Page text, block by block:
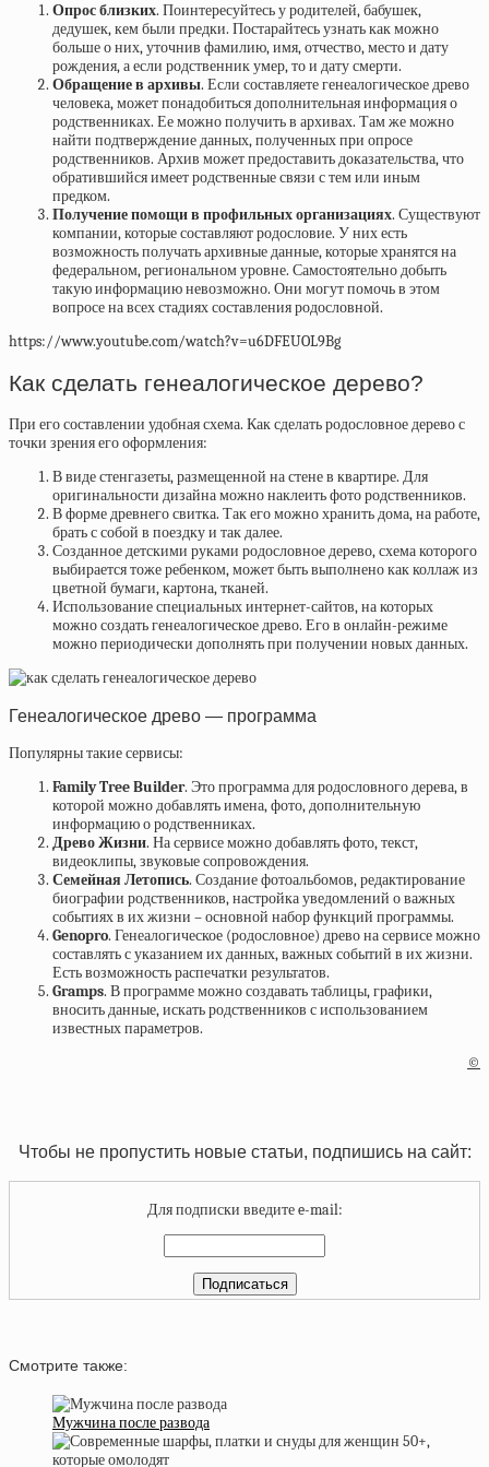
Опрос близких. Поинтересуйтесь у родителей, бабушек,
дедушек, кем были предки. Постарайтесь узнать как можно
больше о них, уточнив фамилию, имя, отчество, место и дату
рождения, а если родственник умер, то и дату смерти.
Обращение в архивы. Если составляете генеалогическое древо
человека, может понадобиться дополнительная информация о
родственниках. Ее можно получить в архивах. Там же можно
найти подтверждение данных, полученных при опросе
родственников. Архив может предоставить доказательства, что
обратившийся имеет родственные связи с тем или иным
предком.
Получение помощи в профильных организациях. Существуют
компании, которые составляют родословие. У них есть
возможность получать архивные данные, которые хранятся на
федеральном, региональном уровне. Самостоятельно добыть
такую информацию невозможно. Они могут помочь в этом
вопросе на всех стадиях составления родословной.
https://www.youtube.com/watch?v=u6DFEUOL9Bg
Как сделать генеалогическое дерево?
При его составлении удобная схема. Как сделать родословное дерево с
точки зрения его оформления:
В виде стенгазеты, размещенной на стене в квартире. Для
оригинальности дизайна можно наклеить фото родственников.
В форме древнего свитка. Так его можно хранить дома, на работе,
брать с собой в поездку и так далее.
Созданное детскими руками родословное дерево, схема которого
выбирается тоже ребенком, может быть выполнено как коллаж из
цветной бумаги, картона, тканей.
Использование специальных интернет-сайтов, на которых
можно создать генеалогическое древо. Его в онлайн-режиме
можно периодически дополнять при получении новых данных.
Генеалогическое древо — программа
Популярны такие сервисы:
Family Tree Builder. Это программа для родословного дерева, в
которой можно добавлять имена, фото, дополнительную
информацию о родственниках.
Древо Жизни. На сервисе можно добавлять фото, текст,
видеоклипы, звуковые сопровождения.
Семейная Летопись. Создание фотоальбомов, редактирование
биографии родственников, настройка уведомлений о важных
событиях в их жизни – основной набор функций программы.
Genopro. Генеалогическое (родословное) древо на сервисе можно
составлять с указанием их данных, важных событий в их жизни.
Есть возможность распечатки результатов.
Gramps. В программе можно создавать таблицы, графики,
вносить данные, искать родственников с использованием
известных параметров.
©
Чтобы не пропустить новые статьи, подпишись на сайт:
Для подписки введите e-mail:
Смотрите также:
Мужчина после развода